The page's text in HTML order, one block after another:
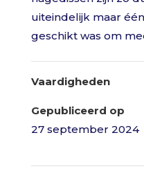
uiteindelijk maar
geschikt was om
Vaardigheden
Gepubliceerd op
27 september 2024